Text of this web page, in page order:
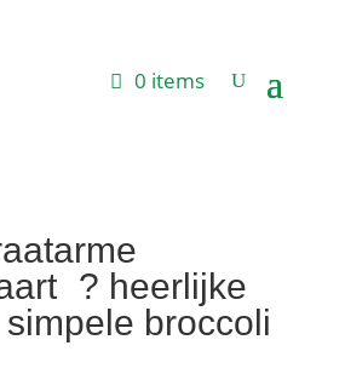
0 items
? heerlijke
broccoli